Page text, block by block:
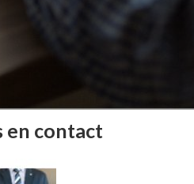
en contact